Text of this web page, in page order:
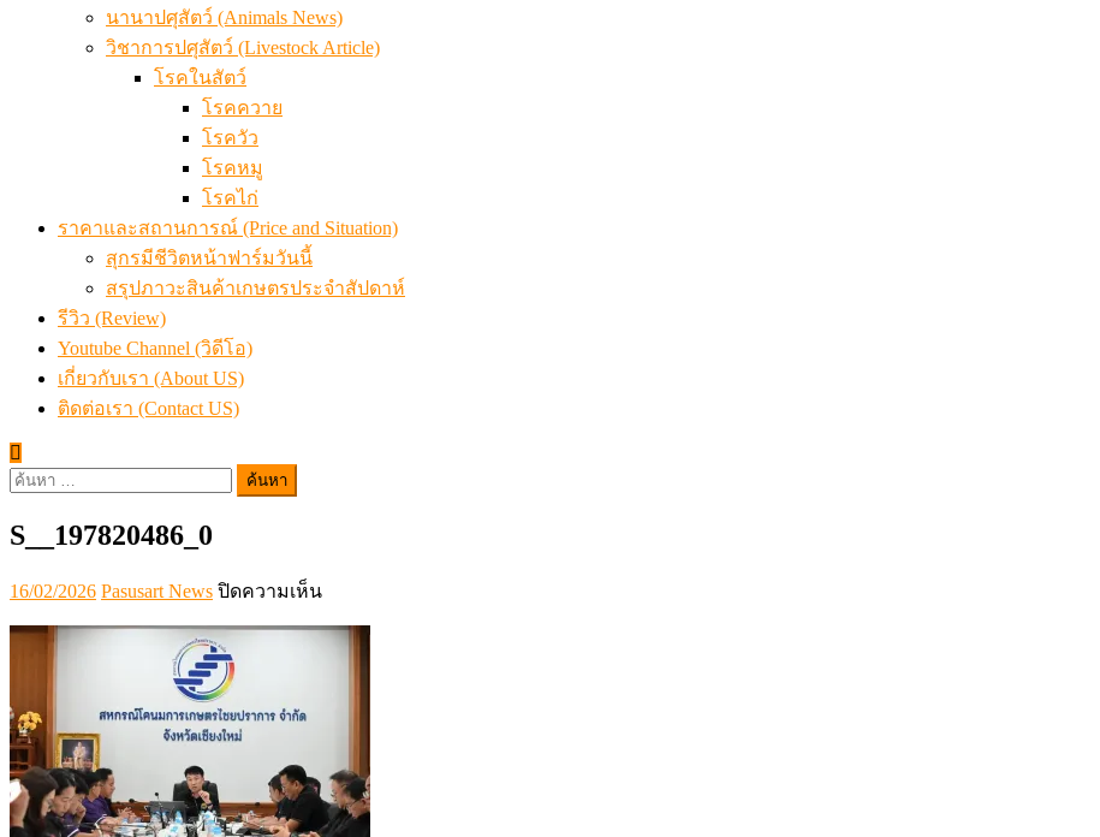
นานาปศุสัตว์ (Animals News)
วิชาการปศุสัตว์ (Livestock Article)
โรคในสัตว์
โรคควาย
โรควัว
โรคหมู
โรคไก่
ราคาและสถานการณ์ (Price and Situation)
สุกรมีชีวิตหน้าฟาร์มวันนี้
สรุปภาวะสินค้าเกษตรประจำสัปดาห์
รีวิว (Review)
Youtube Channel (วิดีโอ)
เกี่ยวกับเรา (About US)
ติดต่อเรา (Contact US)
ค้นหา
S__197820486_0
Posted
on
16/02/2026 Author
Pasusart News ปิดความเห็นบน